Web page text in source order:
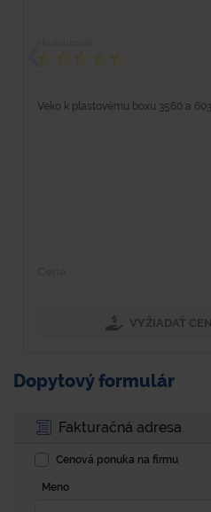
Veko k plastovému boxu 3560 a
VYŽIADAŤ
Dopytový formulár
Fakturačná adresa
Cenová ponuka na firmu
Meno